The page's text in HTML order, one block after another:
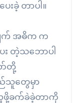
းခဲ့ တာပါ။
က် အဓိက က
တဲ့သဘောပါ
ာ်တို့
သူတွေမှာ
ယူဖို့ခက်ခဲခဲ့တာကို